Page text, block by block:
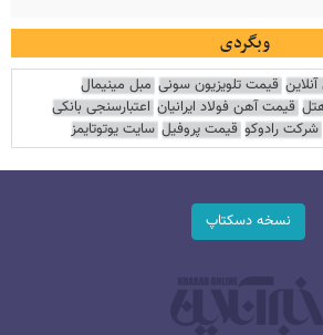
وبگردی
قیمت تلویزیون سونی مبل مینیمال
قیمت آهن فولاد ایرانیان اعتبارسنجی بانکی
شرکت رادوکو قیمت پروفیل سایت یوتوتایمز
نسخه دسکتاپ